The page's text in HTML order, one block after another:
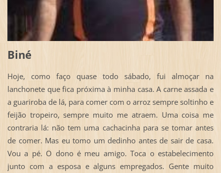
Biné
Hoje, como faço quase todo sábado, fui almoçar na
lanchonete que fica próxima à minha casa. A carne assada e
a guariroba de lá, para comer com o arroz sempre soltinho e
feijão tropeiro, sempre muito me atraem. Uma coisa me
contraria lá: não tem uma cachacinha para se tomar antes
de comer. Mas eu tomo um dedinho antes de sair de casa.
Vou a pé. O dono é meu amigo. Toca o estabelecimento
junto com a esposa e alguns empregados. Gente muito